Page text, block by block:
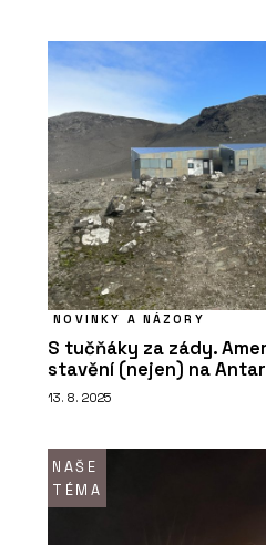
NOVINKY A NÁZORY
S tučňáky za zády.
stavění (nejen) na
13. 8. 2025
NAŠE
TÉMA